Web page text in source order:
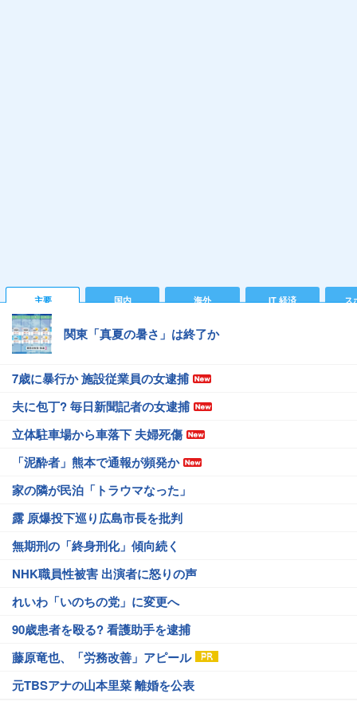
主要 国内 海外 IT 経済 ス
関東「真夏の暑さ」は終了か
7歳に暴行か 施設従業員の女逮捕
夫に包丁? 毎日新聞記者の女逮捕
立体駐車場から車落下 夫婦死傷
「泥酔者」熊本で通報が頻発か
家の隣が民泊「トラウマなった」
露 原爆投下巡り広島市長を批判
無期刑の「終身刑化」傾向続く
NHK職員性被害 出演者に怒りの声
れいわ「いのちの党」に変更へ
90歳患者を殴る? 看護助手を逮捕
藤原竜也、「労務改善」アピール
元TBSアナの山本里菜 離婚を公表